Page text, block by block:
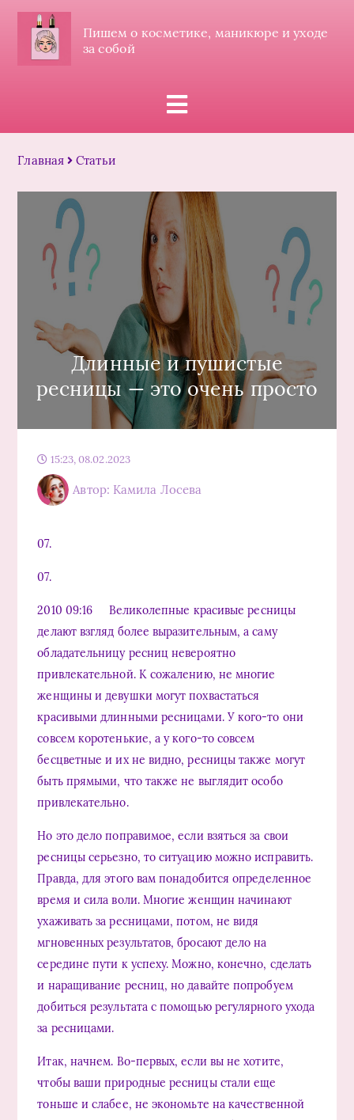
Пишем о косметике, маникюре и уходе
за собой
Главная Статьи
Длинные и пушистые
ресницы — это очень просто
15:23, 08.02.2023
Автор: Камила Лосева
07.
07.
2010 09:16 Великолепные красивые ресницы
делают взгляд более выразительным, а саму
обладательницу ресниц невероятно
привлекательной. К сожалению, не многие
женщины и девушки могут похвастаться
красивыми длинными ресницами. У кого-то они
совсем коротенькие, а у кого-то совсем
бесцветные и их не видно, ресницы также могут
быть прямыми, что также не выглядит особо
привлекательно.
Но это дело поправимое, если взяться за свои
ресницы серьезно, то ситуацию можно исправить.
Правда, для этого вам понадобится определенное
время и сила воли. Многие женщин начинают
ухаживать за ресницами, потом, не видя
мгновенных результатов, бросают дело на
середине пути к успеху. Можно, конечно, сделать
и наращивание ресниц, но давайте попробуем
добиться результата с помощью регулярного ухода
за ресницами.
Итак, начнем. Во-первых, если вы не хотите,
чтобы ваши природные ресницы стали еще
тоньше и слабее, не экономьте на качественной